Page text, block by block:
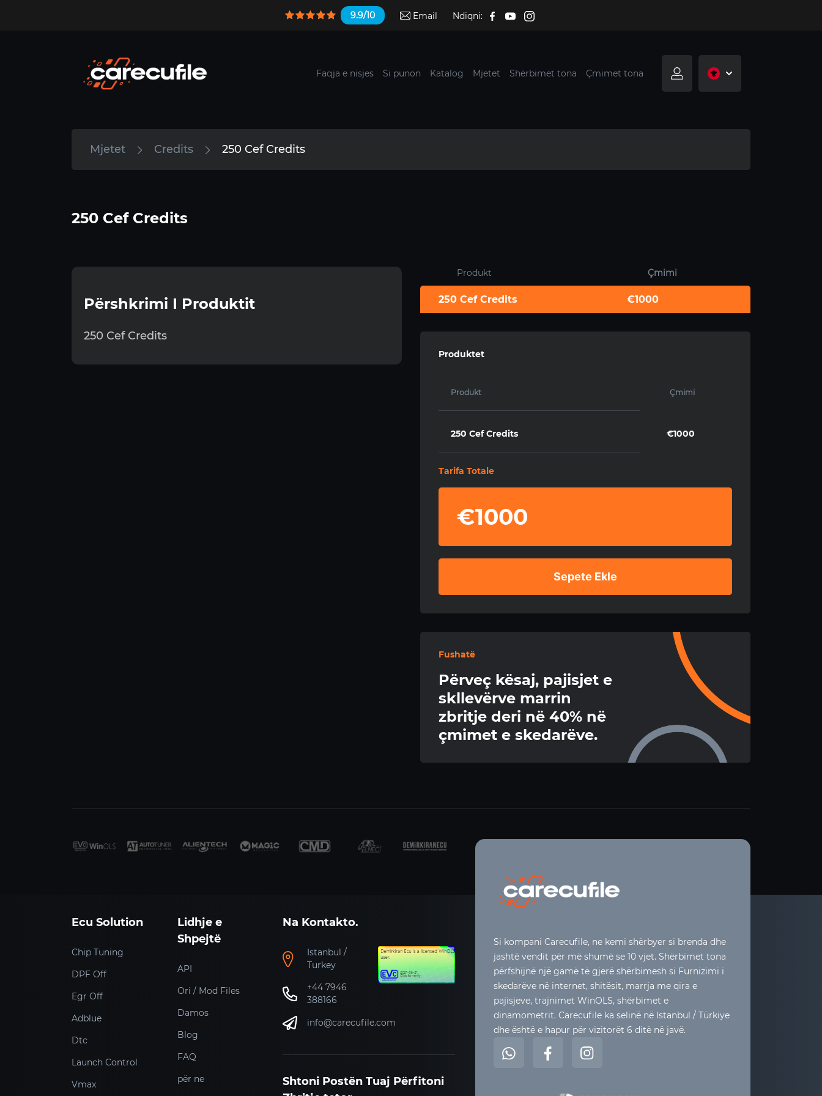
9.9/10 Email Ndiqni:
Faqja e nisjes Si punon Katalog Mjetet Shërbimet tona Çmimet tona
Mjetet Credits 250 Cef Credits
250 Cef Credits
Përshkrimi I Produktit
250 Cef Credits
Produkt Çmimi
250 Cef Credits €1000
Produktet
Produkt Çmimi
250 Cef Credits €1000
Tarifa Totale
€1000
Sepete Ekle
Fushatë
Përveç kësaj, pajisjet e
skllevërve marrin
zbritje deri në 40% në
çmimet e skedarëve.
Ecu Solution
Chip Tuning
DPF Off
Egr Off
Adblue
Dtc
Launch Control
Vmax
Lidhje e
Shpejtë
API
Ori / Mod Files
Damos
Blog
FAQ
për ne
Na Kontakto.
Istanbul /
Turkey
+44 7946
388166
info@carecufile.com
Shtoni Postën Tuaj Përfitoni
Si kompani Carecufile, ne kemi shërbyer si brenda dhe
jashtë vendit për më shumë se 10 vjet. Shërbimet tona
përfshijnë një gamë të gjerë shërbimesh si Furnizimi i
skedarëve në internet, shitësit, marrja me qira e
pajisjeve, trajnimet WinOLS, shërbimet e
dinamometrit. Carecufile ka selinë në Istanbul / Türkiye
dhe është e hapur për vizitorët 6 ditë në javë.